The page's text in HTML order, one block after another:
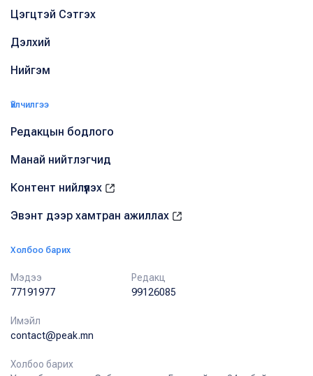
Цэгцтэй Сэтгэх
Дэлхий
Нийгэм
Үйлчилгээ
Редакцын бодлого
Манай нийтлэгчид
Контент нийлүүлэх
Эвэнт дээр хамтран ажиллах
Холбоо барих
Мэдээ
77191977
Редакц
99126085
Имэйл
contact@peak.mn
Холбоо барих